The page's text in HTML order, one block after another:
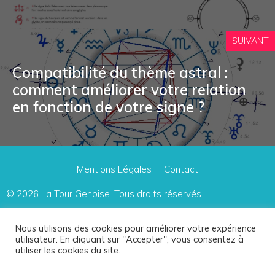
SUIVANT
Compatibilité du thème astral :
comment améliorer votre relation
en fonction de votre signe ?
Mentions Légales Contact
© 2026 La Tour Genoise. Tous droits réservés.
Le site participe à plusieurs programmes d'affiliation, dont le Programme Partenaires
d'Amazon Europe.
Nous utilisons des cookies pour améliorer votre expérience
utilisateur. En cliquant sur "Accepter", vous consentez à
utiliser les cookies du site.